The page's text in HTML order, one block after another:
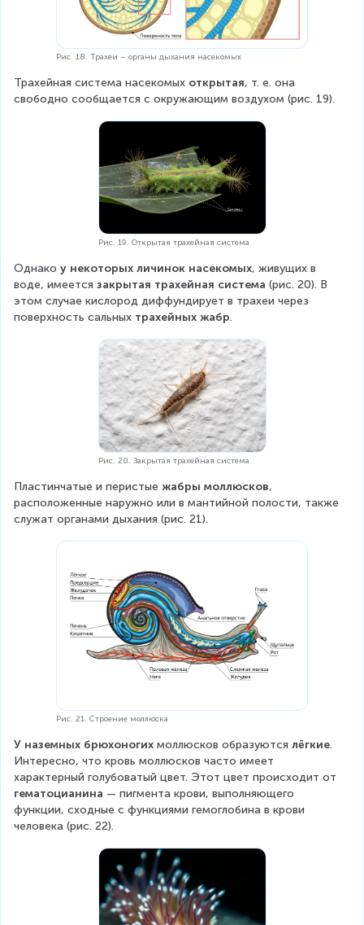
Рис. 18. Трахеи – органы дыхания насекомых
Трахейная система насекомых открытая, т. е. она
свободно сообщается с окружающим воздухом (рис. 19).
Рис. 19. Открытая трахейная система
Однако у некоторых личинок насекомых, живущих в
воде, имеется закрытая трахейная система (рис. 20). В
этом случае кислород диффундирует в трахеи через
поверхность сальных трахейных жабр.
Рис. 20. Закрытая трахейная система
Пластинчатые и перистые жабры моллюсков,
расположенные наружно или в мантийной полости, также
служат органами дыхания (рис. 21).
Рис. 21. Строение моллюска
У наземных брюхоногих моллюсков образуются лёгкие.
Интересно, что кровь моллюсков часто имеет
характерный голубоватый цвет. Этот цвет происходит от
гематоцианина — пигмента крови, выполняющего
функции, сходные с функциями гемоглобина в крови
человека (рис. 22).